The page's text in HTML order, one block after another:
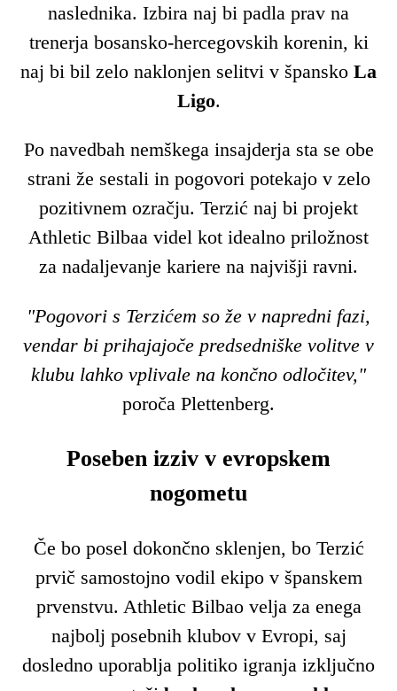
naslednika. Izbira naj bi padla prav na
trenerja bosansko-hercegovskih korenin, ki
naj bi bil zelo naklonjen selitvi v špansko La
Ligo.
Po navedbah nemškega insajderja sta se obe
strani že sestali in pogovori potekajo v zelo
pozitivnem ozračju. Terzić naj bi projekt
Athletic Bilbaa videl kot idealno priložnost
za nadaljevanje kariere na najvišji ravni.
"Pogovori s Terzićem so že v napredni fazi,
vendar bi prihajajoče predsedniške volitve v
klubu lahko vplivale na končno odločitev,"
poroča Plettenberg.
Poseben izziv v evropskem
nogometu
Če bo posel dokončno sklenjen, bo Terzić
prvič samostojno vodil ekipo v španskem
prvenstvu. Athletic Bilbao velja za enega
najbolj posebnih klubov v Evropi, saj
dosledno uporablja politiko igranja izključno